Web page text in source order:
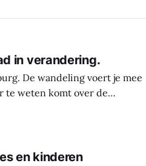
in verandering.
De wandeling voert je mee
te weten komt over de
van de bijzonderste plekken in
en kinderen